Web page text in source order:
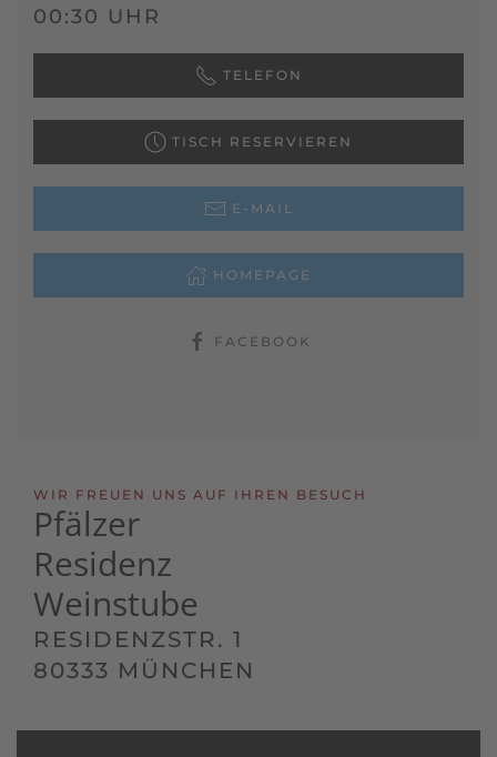
00:30 UHR
TELEFON
TISCH RESERVIEREN
E-MAIL
HOMEPAGE
FACEBOOK
WIR FREUEN UNS AUF IHREN BESUCH
Pfälzer
Residenz
Weinstube
RESIDENZSTR. 1
80333 MÜNCHEN